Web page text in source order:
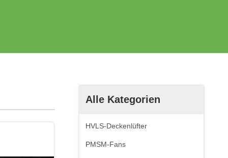
Alle Kategorien
HVLS-Deckenlüfter
PMSM-Fans